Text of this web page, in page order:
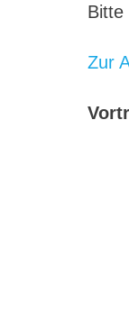
Bitte
Zur